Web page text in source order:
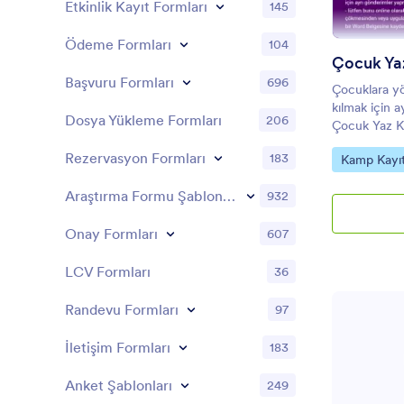
Çocuk
Çocuklara
kılmak için
Çocuk Yaz
ebeveynlerin
Formunda
bilgileri,
bilgileri vb.
veya
Go to
Kamp
Etkinlik Kayıt Formları 145
Ödeme Formları 104
Başvuru Formları 696
Dosya Yükleme Formları 206
Rezervasyon Formları 183
Araştırma Formu Şablonları 932
Onay Formları 607
LCV Formları 36
Randevu Formları 97
İletişim Formları 183
Anket Şablonları 249